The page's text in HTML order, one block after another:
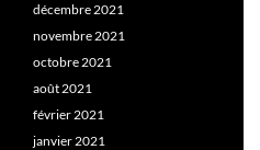
décembre 2021
novembre 2021
octobre 2021
août 2021
février 2021
janvier 2021